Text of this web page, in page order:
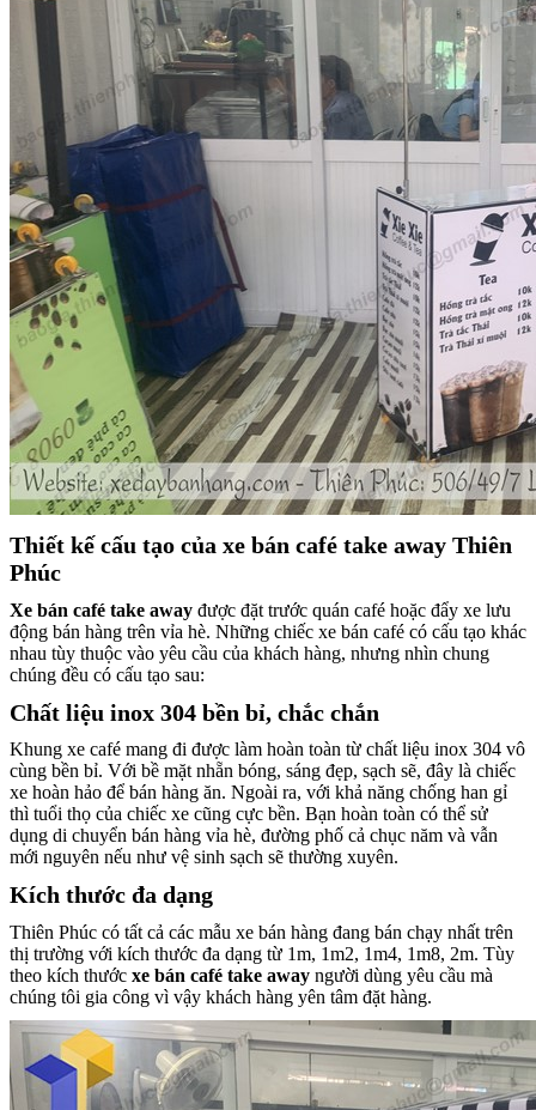
Thiết kế cấu tạo của xe bán café take away Thiên
Phúc
Xe bán café take away được đặt trước quán café hoặc đẩy xe lưu
động bán hàng trên vỉa hè. Những chiếc xe bán café có cấu tạo khác
nhau tùy thuộc vào yêu cầu của khách hàng, nhưng nhìn chung
chúng đều có cấu tạo sau:
Chất liệu inox 304 bền bỉ, chắc chắn
Khung xe café mang đi được làm hoàn toàn từ chất liệu inox 304 vô
cùng bền bỉ. Với bề mặt nhẵn bóng, sáng đẹp, sạch sẽ, đây là chiếc
xe hoàn hảo để bán hàng ăn. Ngoài ra, với khả năng chống han gỉ
thì tuổi thọ của chiếc xe cũng cực bền. Bạn hoàn toàn có thể sử
dụng di chuyển bán hàng vỉa hè, đường phố cả chục năm và vẫn
mới nguyên nếu như vệ sinh sạch sẽ thường xuyên.
Kích thước đa dạng
Thiên Phúc có tất cả các mẫu xe bán hàng đang bán chạy nhất trên
thị trường với kích thước đa dạng từ 1m, 1m2, 1m4, 1m8, 2m. Tùy
theo kích thước xe bán café take away người dùng yêu cầu mà
chúng tôi gia công vì vậy khách hàng yên tâm đặt hàng.